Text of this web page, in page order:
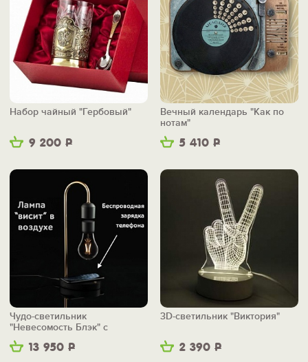
9 200 Р
Набор чайный "Гербовый"
5 410 Р
Вечный календарь "Как по
нотам"
13 950 Р
Чудо-светильник
"Невесомость Блэк" с
беспроводной зарядкой
2 390 Р
3D-светильник "Виктория"